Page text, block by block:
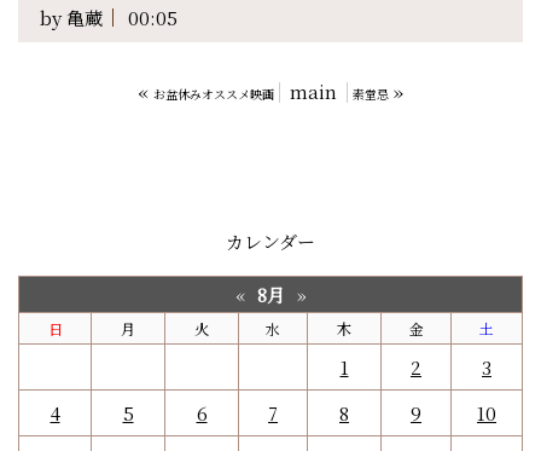
by亀蔵 00:05
« お盆休みオススメ映画 main 素堂忌 »
カレンダー
« 8月 »
日 月 火 水 木 金 土
1 2
3
4
5 6 7 8 9
10